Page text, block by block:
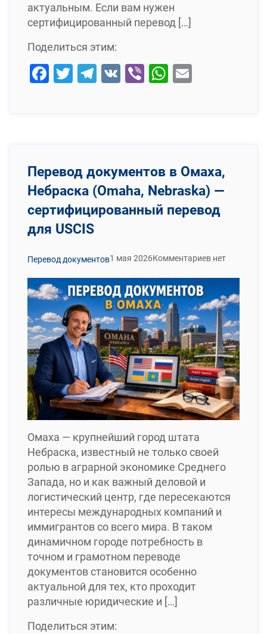
актуальным. Если вам нужен
сертифицированный перевод […]
Поделиться этим:
Facebook
Twitter
Telegram
VK ViberWhatsApp
Перевод документов в Омаха,
Небраска (Omaha, Nebraska) —
сертифицированный перевод
для USCIS
Перевод документов1 мая 2026Комментариев нет
Омаха — крупнейший город штата
Небраска, известный не только своей
ролью в аграрной экономике Среднего
Запада, но и как важный деловой и
логистический центр, где пересекаются
интересы международных компаний и
иммигрантов со всего мира. В таком
динамичном городе потребность в
точном и грамотном переводе
документов становится особенно
актуальной для тех, кто проходит
различные юридические и […]
Поделиться этим: